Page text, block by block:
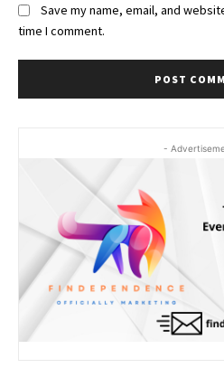
Save my name, email, and
time I comment.
-